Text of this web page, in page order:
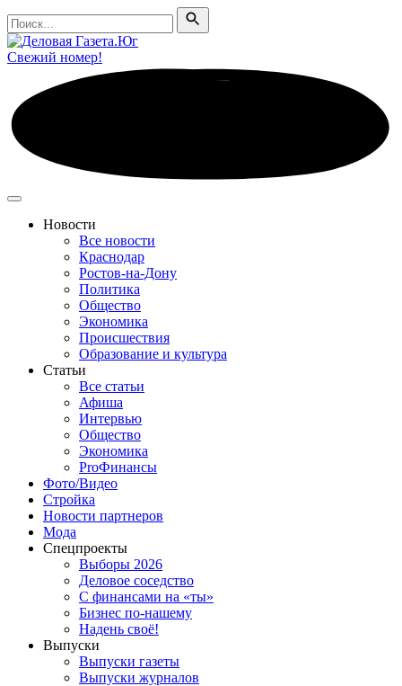
Поиск
Поиск
Свежий номер!
Новости
Все новости
Краснодар
Ростов-на-Дону
Политика
Общество
Экономика
Происшествия
Образование и культура
Статьи
Все статьи
Афиша
Интервью
Общество
Экономика
ProФинансы
Фото/Видео
Стройка
Новости партнеров
Мода
Спецпроекты
Выборы 2026
Деловое соседство
С финансами на «ты»
Бизнес по-нашему
Надень своё!
Выпуски
Выпуски газеты
Выпуски журналов